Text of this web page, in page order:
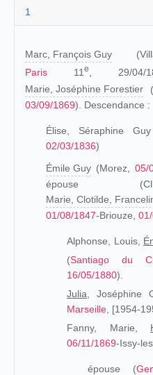
1
Marc, François Guy
Paris 11 e
, 29/04/
Marie, Joséphine Forestier
03/09/1869). Descendance :
Élise, Séraphine
02/03/1836)
Émile Guy (Morez, 05/
épouse
Marie, Clotilde,
01/08/1847-Briouze,
Alphonse, Louis,
(Santiago du
16/05/1880).
Julia,
Joséphine
Marseille , [1954-
Fanny, Marie,
06/11/1869-Issy-
épouse (